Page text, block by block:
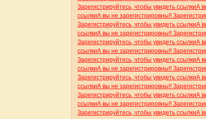
Зарегистрируйтесь, чтобы увидеть ссылкиА
ссылкиА вы не зарегистрировны!!
Зарегистрируйтесь, чтобы увидеть ссылкиА
ссылкиА вы не зарегистрировны!!
Зарегистрируйтесь, чтобы увидеть ссылкиА
ссылкиА вы не зарегистрировны!!
Зарегистрируйтесь, чтобы увидеть ссылкиА
ссылкиА вы не зарегистрировны!!
Зарегистрируйтесь, чтобы увидеть ссылкиА
ссылкиА вы не зарегистрировны!!
Зарегистрируйтесь, чтобы увидеть ссылкиА
ссылкиА вы не зарегистрировны!!
Зарегистрируйтесь, чтобы увидеть ссылкиА